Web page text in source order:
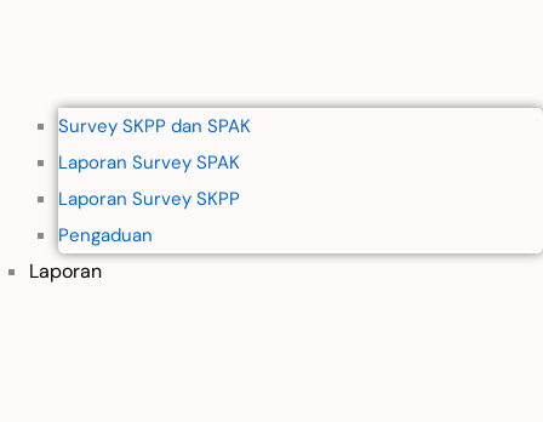
Survey SKPP dan SPAK
Laporan Survey SPAK
Laporan Survey SKPP
Pengaduan
Laporan